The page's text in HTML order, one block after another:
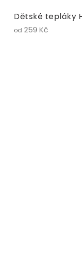
Dětské tepláky
od 259 Kč